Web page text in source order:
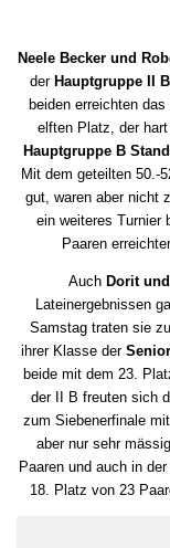
Neele Becker und
der Hauptgruppe II
beiden erreichten
elften Platz, der
Hauptgruppe B
Mit dem geteilten 50.-
gut, waren aber nicht
ein weiteres Turnier
Paaren
Auch Dorit
Lateinergebnissen
Samstag traten sie
ihrer Klasse der
beide mit dem 23.
der II B freuten sich
zum Siebenerfinale
aber nur sehr
Paaren und auch in
18. Platz von 23